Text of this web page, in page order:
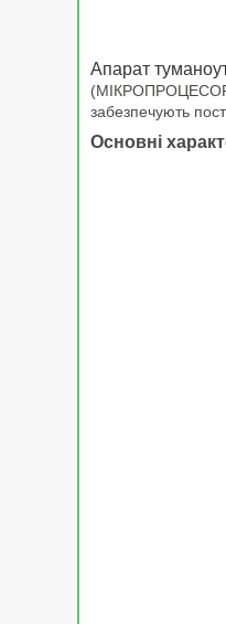
Апарат
забезпечують
Основні